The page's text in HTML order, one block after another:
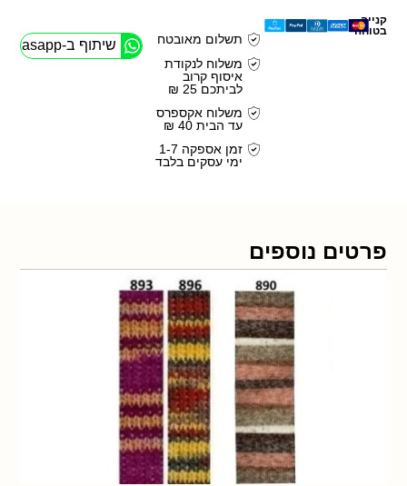
קנייה
בטוחה
תשלום מאובטח
משלוח לנקודת
איסוף קרוב
לביתכם 25 ₪
משלוח אקספרס
עד הבית 40 ₪
זמן אספקה 1-7
ימי עסקים בלבד
שיתוף ב-Whasapp
פרטים נוספים